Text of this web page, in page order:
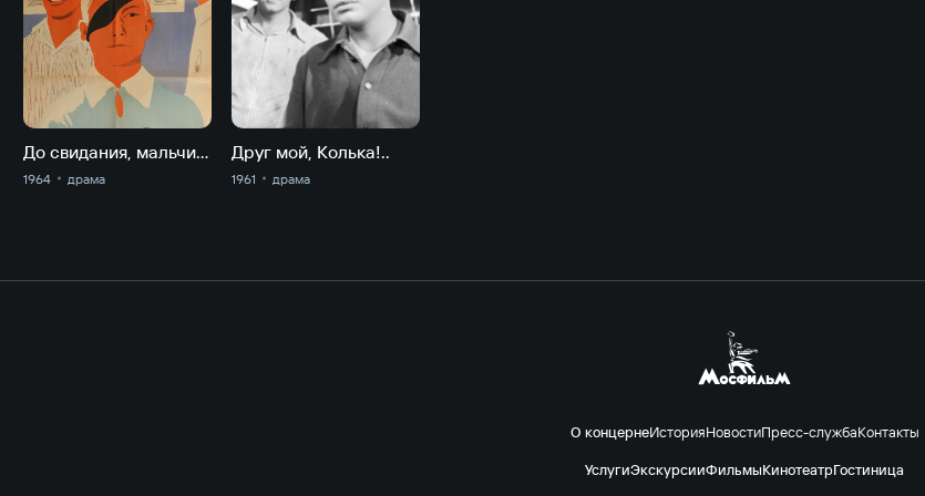
До свидания, мальчики
1964 драма
Друг мой, Колька!..
1961 драма
О концернеИсторияНовостиПресс-службаКонтакты
УслугиЭкскурсииФильмыКинотеатрГостиница